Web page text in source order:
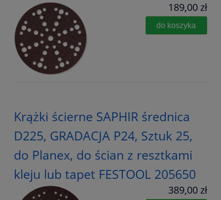
189,00 zł
do koszyka
Krążki ścierne SAPHIR średnica
D225, GRADACJA P24, Sztuk 25,
do Planex, do ścian z resztkami
kleju lub tapet FESTOOL 205650
389,00 zł